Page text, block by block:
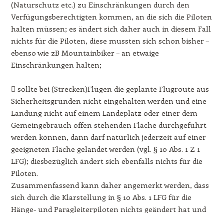
(Naturschutz etc.) zu Einschränkungen durch den
Verfügungsberechtigten kommen, an die sich die Piloten
halten müssen; es ändert sich daher auch in diesem Fall
nichts für die Piloten, diese mussten sich schon bisher –
ebenso wie zB Mountainbiker – an etwaige
Einschränkungen halten;
 sollte bei (Strecken)Flügen die geplante Flugroute aus
Sicherheitsgründen nicht eingehalten werden und eine
Landung nicht auf einem Landeplatz oder einer dem
Gemeingebrauch offen stehenden Fläche durchgeführt
werden können, dann darf natürlich jederzeit auf einer
geeigneten Fläche gelandet werden (vgl. § 10 Abs. 1 Z 1
LFG); diesbezüglich ändert sich ebenfalls nichts für die
Piloten.
Zusammenfassend kann daher angemerkt werden, dass
sich durch die Klarstellung in § 10 Abs. 1 LFG für die
Hänge- und Paragleiterpiloten nichts geändert hat und